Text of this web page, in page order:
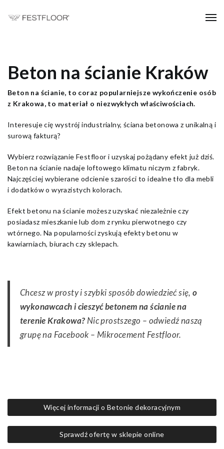
Beton na ścianie Kraków
Beton na ścianie, to coraz popularniejsze wykończenie osób
z Krakowa, to materiał o niezwykłych właściwościach.
Interesuje cię wystrój industrialny, ściana betonowa z unikalną i
surową fakturą?
Wybierz rozwiązanie Festfloor i uzyskaj pożądany efekt już dziś.
Beton na ścianie nadaje loftowego klimatu niczym z fabryk.
Najczęściej wybierane odcienie szarości to idealne tło dla mebli
i dodatków o wyrazistych kolorach.
Efekt betonu na ścianie możesz uzyskać niezależnie czy
posiadasz mieszkanie lub dom z rynku pierwotnego czy
wtórnego. Na popularności zyskują efekty betonu w
kawiarniach, biurach czy sklepach.
Chcesz w prosty i szybki sposób dowiedzieć się,o
wykonawcach i cieszyć betonem na ścianie na
terenie Krakowa? Nic prostszego – odwiedź naszą
grupę na Facebook – Mikrocement Festfloor.
Więcej informacji o Betonie dekoracyjnym
Sprawdź ofertę w sklepie online